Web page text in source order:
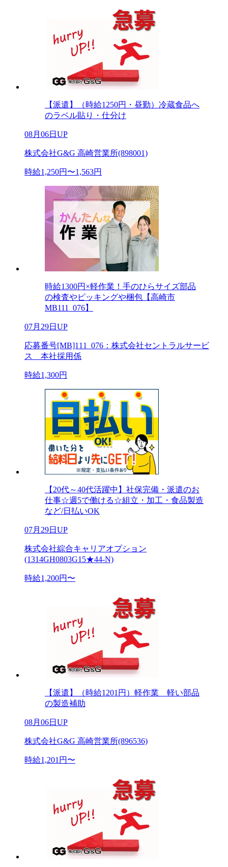
【派遣】（時給1250円・昼勤）冷蔵食品へ
のラベル貼り・仕分け
08月06日UP
株式会社G&G 高崎営業所(898001)
時給1,250円〜1,563円
時給1300円×軽作業！手のひらサイズ部品
の検査やピッキングや梱包【高崎市
MB111_076】
07月29日UP
応募番号[MB]111_076：株式会社セントラルサービ
ス 本社採用係
時給1,300円
【20代～40代活躍中】社保完備・派遣のお
仕事☆週5で働ける☆組立・加工・食品製造
など/日払いOK
07月29日UP
株式会社綜合キャリアオプション
(1314GH0803G15★44-N)
時給1,200円〜
【派遣】（時給1201円）軽作業 軽い部品
の製造補助
08月06日UP
株式会社G&G 高崎営業所(896536)
時給1,201円〜